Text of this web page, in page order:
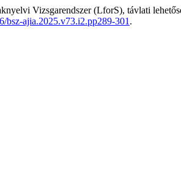
Vizsgarendszer (LforS), távlati
bsz-ajia.2025.v73.i2.pp289-301 .